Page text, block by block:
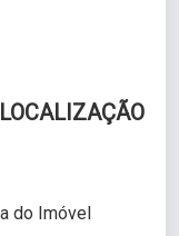
do Imóvel